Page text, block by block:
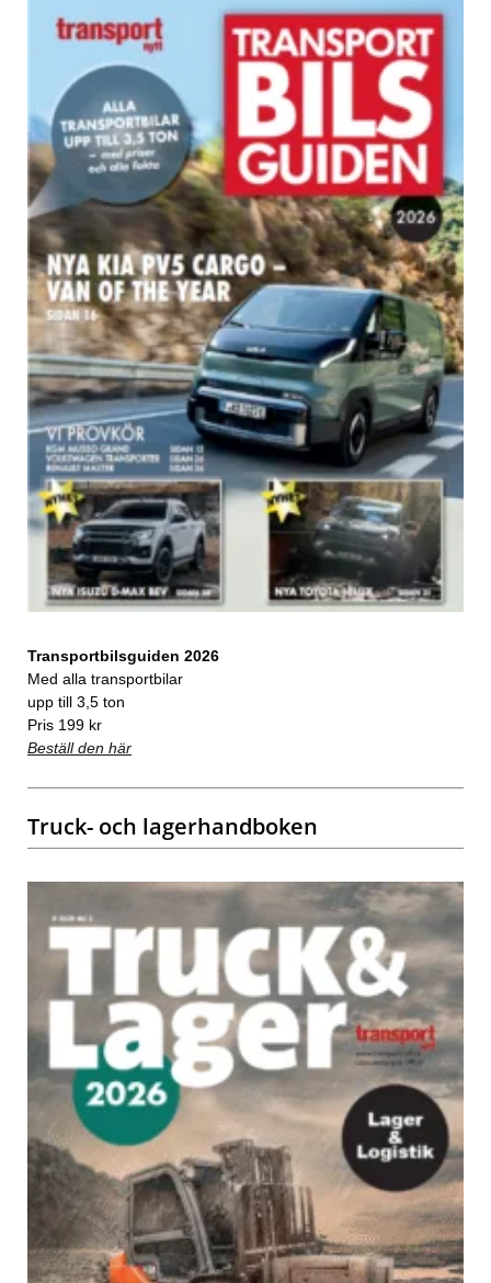
Transportbilsguiden 2026
Med alla transportbilar
upp till 3,5 ton
Pris 199 kr
Beställ den här
Truck- och lagerhandboken